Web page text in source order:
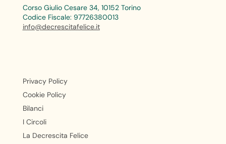
Corso Giulio Cesare 34, 10152 Torino
Codice Fiscale: 97726380013
info@decrescitafelice.it
Privacy Policy
Cookie Policy
Bilanci
I Circoli
La Decrescita Felice